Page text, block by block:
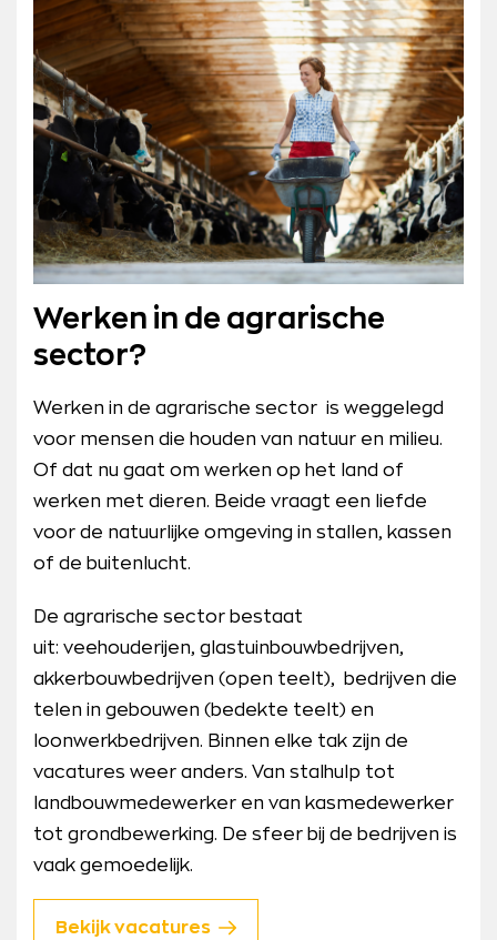
Werken in de agrarische
sector?
Werken in de agrarische sector is weggelegd
voor mensen die houden van natuur en milieu.
Of dat nu gaat om werken op het land of
werken met dieren. Beide vraagt een liefde
voor de natuurlijke omgeving in stallen, kassen
of de buitenlucht.
De agrarische sector bestaat
uit: veehouderijen, glastuinbouwbedrijven,
akkerbouwbedrijven (open teelt), bedrijven die
telen in gebouwen (bedekte teelt) en
loonwerkbedrijven. Binnen elke tak zijn de
vacatures weer anders. Van stalhulp tot
landbouwmedewerker en van kasmedewerker
tot grondbewerking. De sfeer bij de bedrijven is
vaak gemoedelijk.
Bekijk vacatures